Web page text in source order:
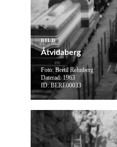
BILD
Åtvidaberg
Foto: Bertil Rehnberg
Daterad: 1963
ID: BERE00033